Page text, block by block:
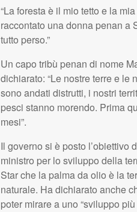
“La foresta è il mio tetto e la
raccontato una donna penan a
tutto perso.”
Un capo tribù penan di nome
dichiarato: “Le nostre terre e le
sono andati distrutti, i nostri
pesci stanno morendo. Prima
mesi”.
Il governo si è posto
ministro per lo sviluppo della
Star che la palma da olio è la
naturale. Ha dichiarato anche
poter mirare a uno “sviluppo